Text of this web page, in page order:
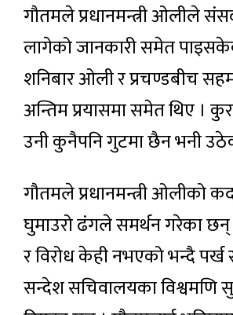
गौतमले प्रधानमन्त्री ओलीले
लागेको जानकारी समेत
शनिबार ओली र प्रचण्डबीच
अन्तिम प्रयासमा समेत थिए ।
उनी कुनैपनि गुटमा छैन भनी
गौतमले प्रधानमन्त्री ओलीको
घुमाउरो ढंगले समर्थन गरेका
र विरोध केही नभएको भन्दै पर्ख
सन्देश सचिवालयका विश्वमणि